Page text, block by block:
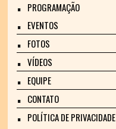
PROGRAMAÇÃO
EVENTOS
FOTOS
VÍDEOS
EQUIPE
CONTATO
POLÍTICA DE PRIVACIDADE